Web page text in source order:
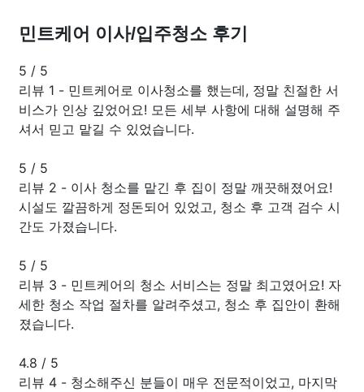
민트케어 이사/입주청소 후기
5 / 5
리뷰 1 - 민트케어로 이사청소를 했는데, 정말 친절한 서
비스가 인상 깊었어요! 모든 세부 사항에 대해 설명해 주
셔서 믿고 맡길 수 있었습니다.
5 / 5
리뷰 2 - 이사 청소를 맡긴 후 집이 정말 깨끗해졌어요!
시설도 깔끔하게 정돈되어 있었고, 청소 후 고객 검수 시
간도 가졌습니다.
5 / 5
리뷰 3 - 민트케어의 청소 서비스는 정말 최고였어요! 자
세한 청소 작업 절차를 알려주셨고, 청소 후 집안이 환해
졌습니다.
4.8 / 5
리뷰 4 - 청소해주신 분들이 매우 전문적이었고, 마지막